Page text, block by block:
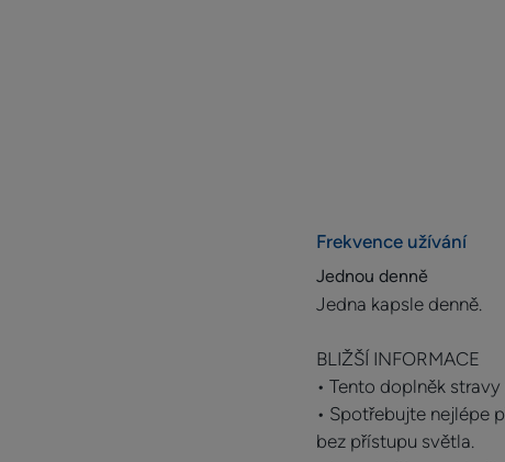
Frekvence užívání
Jednou denně
Jedna kapsle denně.
BLIŽŠÍ INFORMACE
• Tento doplněk
• Spotřebujte nejlépe
bez přístupu světla.